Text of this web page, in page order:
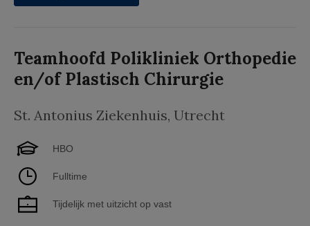
Teamhoofd Polikliniek Orthopedie
en/of Plastisch Chirurgie
St. Antonius Ziekenhuis, Utrecht
HBO
Fulltime
Tijdelijk met uitzicht op vast